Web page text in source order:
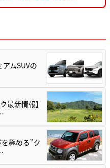
ムSUVの
最新情報】
極める”ク